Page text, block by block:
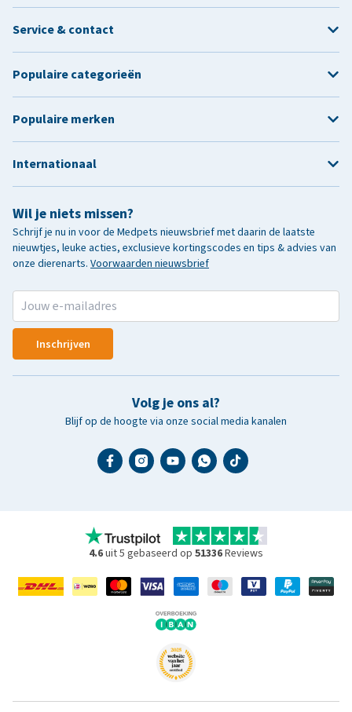
Wil je niets missen?
Schrijf je nu in voor de Medpets nieuwsbrief met daarin de laatste
nieuwtjes, leuke acties, exclusieve kortingscodes en tips & advies van
onze dierenarts. Voorwaarden nieuwsbrief
Inschrijven
Volg je ons al?
Blijf op de hoogte via onze social media kanalen
Service & contact
Populaire categorieën
Populaire merken
Internationaal
4.6uit 5 gebaseerd op 51336Reviews